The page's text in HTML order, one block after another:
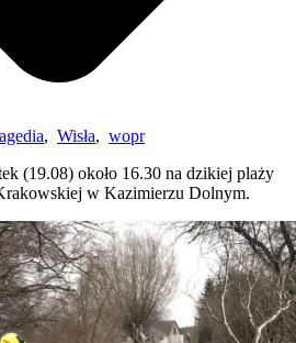
, Wisła, wopr
(19.08) około 16.30 na dzikiej plaży
w Kazimierzu Dolnym.